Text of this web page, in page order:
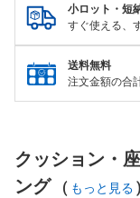
小ロット・短
すぐ使える、
送料無料
注文金額の合
クッション・
ング
( もっと見る )